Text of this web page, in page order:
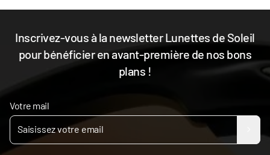
Inscrivez-vous à la newsletter Lunettes de Soleil
pour bénéficier en avant-première de nos bons
plans !
Votre mail